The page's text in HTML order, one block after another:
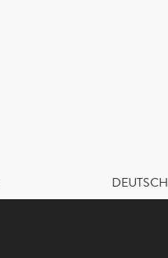
DEUTSCH